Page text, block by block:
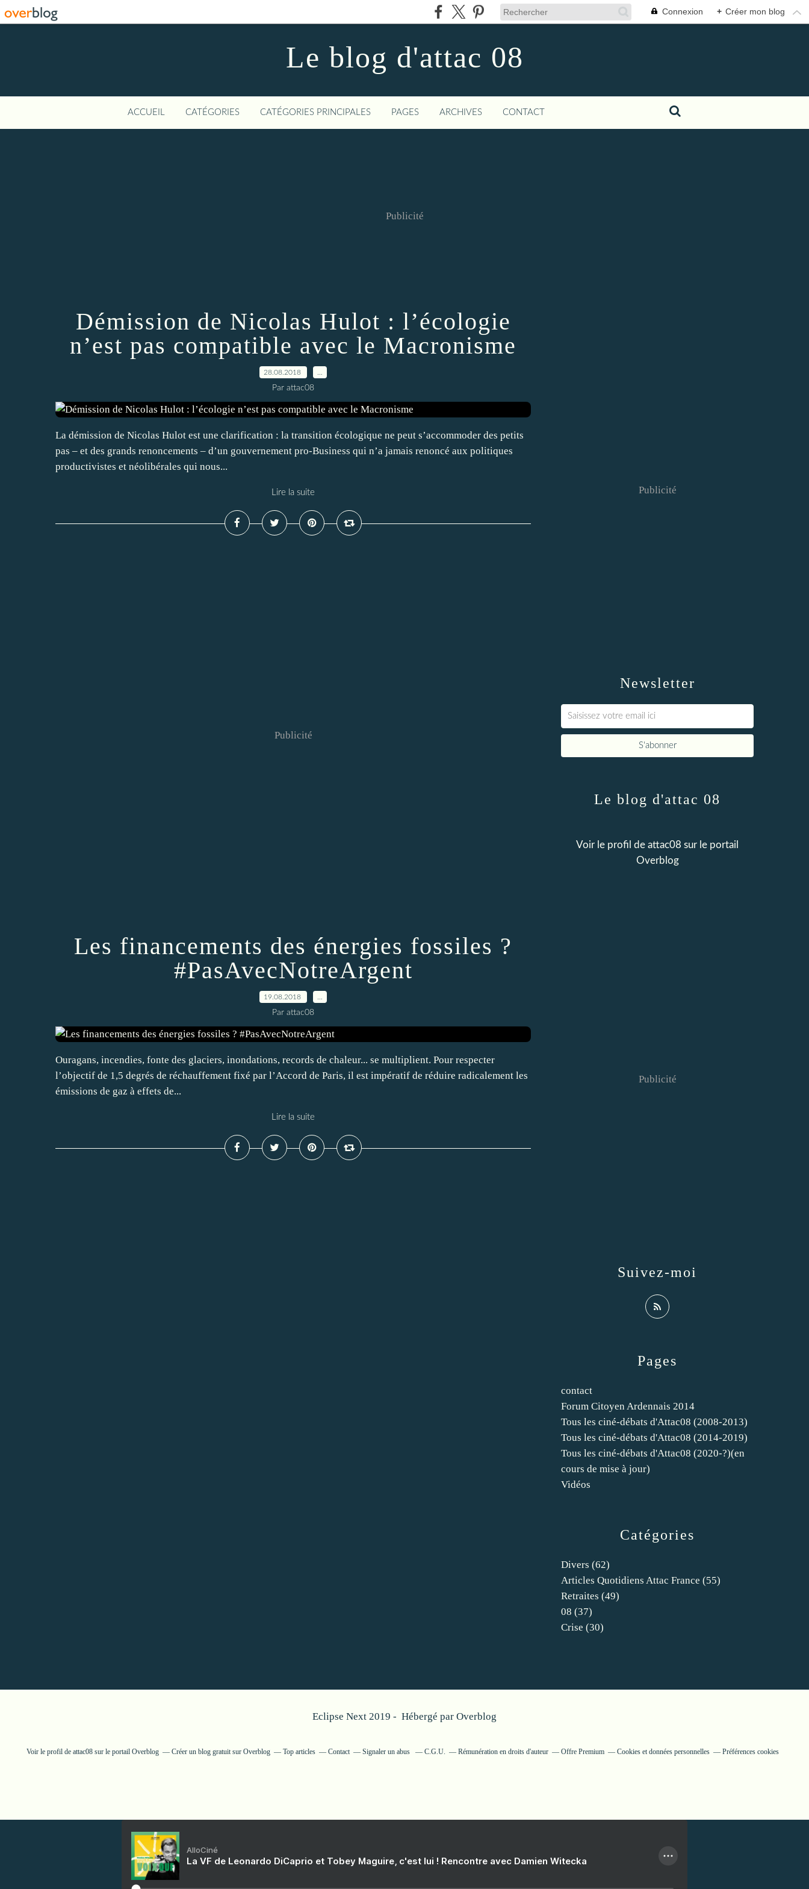
Connexion + Créer mon blog
Le blog d'attac 08
ACCUEIL CATÉGORIES CATÉGORIES PRINCIPALES PAGES ARCHIVES CONTACT
Publicité
Démission de Nicolas Hulot : l’écologie
n’est pas compatible avec le Macronisme
28.08.2018
Par attac08
La démission de Nicolas Hulot est une clarification : la transition écologique ne peut s’accommoder des petits
pas – et des grands renoncements – d’un gouvernement pro-Business qui n’a jamais renoncé aux politiques
productivistes et néolibérales qui nous...
Lire la suite
Publicité
Les financements des énergies fossiles ?
#PasAvecNotreArgent
19.08.2018
Par attac08
Ouragans, incendies, fonte des glaciers, inondations, records de chaleur... se multiplient. Pour respecter
l’objectif de 1,5 degrés de réchauffement fixé par l’Accord de Paris, il est impératif de réduire radicalement les
émissions de gaz à effets de...
Lire la suite
Newsletter
Publicité
Catégories
Divers (62)
Articles Quotidiens Attac France (55)
Retraites (49)
08 (37)
Crise (30)
Pages
contact
Forum Citoyen Ardennais 2014
Tous les ciné-débats d'Attac08 (2008-2013)
Tous les ciné-débats d'Attac08 (2014-2019)
Tous les ciné-débats d'Attac08 (2020-?)(en
cours de mise à jour)
Vidéos
Le blog d'attac 08
Voir le profil de attac08 sur le portail
Overblog
Suivez-moi
Publicité
Eclipse Next 2019 - Hébergé par Overblog
Voir le profil de attac08 sur le portail Overblog Créer un blog gratuit sur Overblog Top articles Contact Signaler un abus C.G.U. Rémunération en droits d'auteur Offre Premium Cookies et données personnelles Préférences cookies
AlloCiné
La VF de Leonardo DiCaprio et Tobey Maguire, c'est lui ! Rencontre avec Damien Witecka